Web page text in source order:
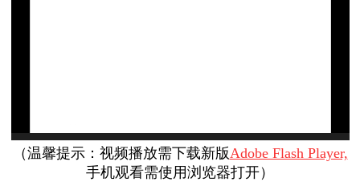
（温馨提示：视频播放需下载新版Adobe Flash Player,
手机观看需使用浏览器打开）